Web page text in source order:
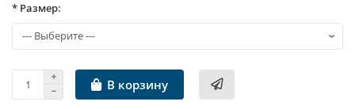
* Размер:
В корзину